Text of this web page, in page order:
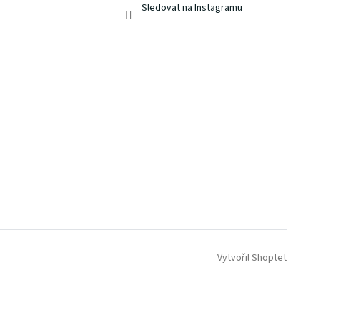
Sledovat na Instagramu
Vytvořil Shoptet